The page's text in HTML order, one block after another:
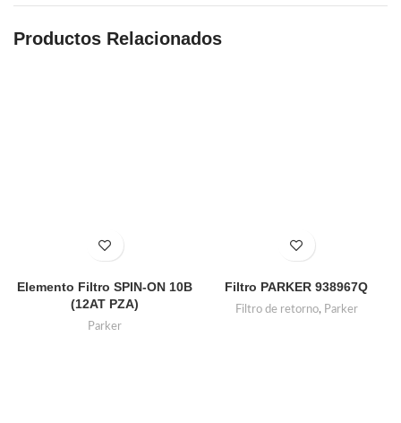
Productos Relacionados
Elemento Filtro SPIN-ON 10B
(12AT PZA)
Parker
Filtro PARKER 938967Q
Filtro de retorno, Parker